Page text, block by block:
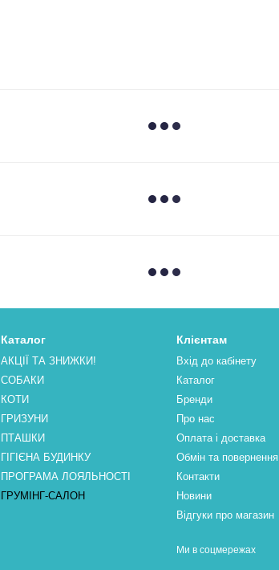
Каталог
АКЦІЇ ТА ЗНИЖКИ!
СОБАКИ
КОТИ
ГРИЗУНИ
ПТАШКИ
ГІГІЄНА БУДИНКУ
ПРОГРАМА ЛОЯЛЬНОСТІ
ГРУМІНГ-САЛОН
Клієнтам
Вхід до кабінету
Каталог
Бренди
Про нас
Оплата і доставка
Обмін та повернення
Контакти
Новини
Відгуки про магазин
Ми в соцмережах